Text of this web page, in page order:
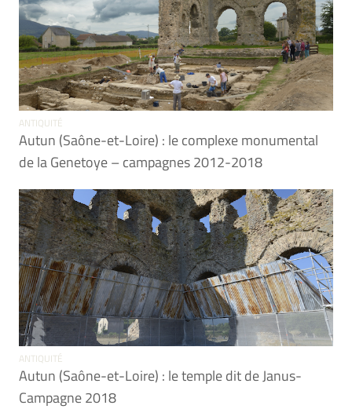
ANTIQUITÉ
Autun (Saône-et-Loire) : le complexe monumental
de la Genetoye – campagnes 2012-2018
ANTIQUITÉ
Autun (Saône-et-Loire) : le temple dit de Janus-
Campagne 2018